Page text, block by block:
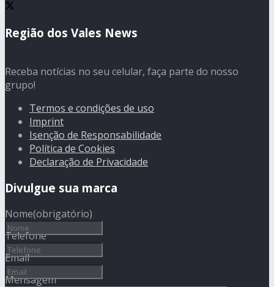
Região dos Vales News
Receba notícias no seu celular, faça parte do nosso
grupo!
Termos e condições de uso
Imprint
Isenção de Responsabilidade
Política de Cookies
Declaração de Privacidade
Divulgue sua marca
Nome(obrigatório)
Telefone
Email
Mensagem